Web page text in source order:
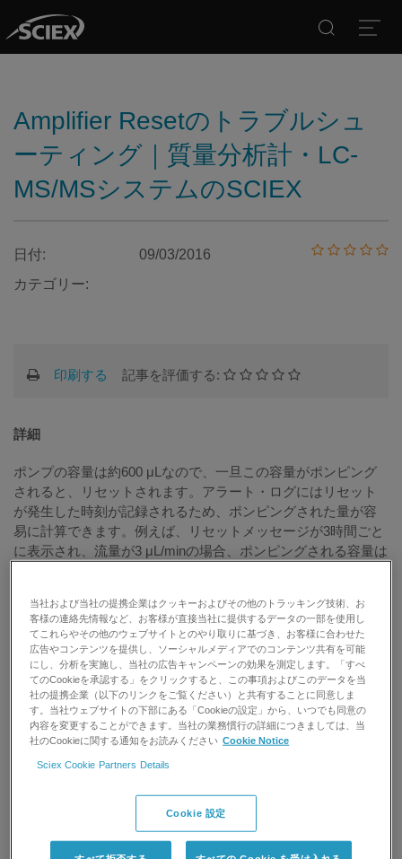
Amplifier Resetのトラブルシュ
ーティング｜質量分析計・LC-
MS/MSシステムのSCIEX
日付:
09/03/2016
カテゴリー:
印刷する 記事を評価する:
詳細
ポンプの容量は約600 μLなので、一旦この容量がポンピング
されると、リセットされます。アラート・ログにはリセット
が発生した時刻が記録されるため、ポンピングされた量が容
易に計算できます。例えば、リセットメッセージが3時間ごと
に表示され、流量が3 μL/minの場合、ポンピングされる容量は
3 hours * 60 minutes / hour = 180 minutes * 3 uL/min = 540 μL
Rifill（補充）前にポンプが完全に空にならないため、これは予
想されるポンプ容量に近い値です。しかし、流量がわずか1
μL/minの場合、ポンピングされる容量はわずか180 μLであ
り、これは少な過ぎます！High-Flowポンプがアイドリング状
態になっている週末には、自然にリセットが頻繁に発生しま
す。
ポンプは、各サンプル測定の開始時にRifillされるので、ナノフ
ローチャネル（Nano-Flow Channel）でリセットしないように
当社および当社の提携企業はクッキーおよびその他のトラッキング技術、お
客様の連絡先情報など、お客様が直接当社に提供するデータの一部を使用し
てこれらやその他のウェブサイトとのやり取りに基づき、お客様に合わせた
広告やコンテンツを提供し、ソーシャルメディアでのコンテンツ共有を可能
にし、分析を実施し、当社の広告キャンペーンの効果を測定します。「すべ
てのCookieを承認する」をクリックすると、この事項およびこのデータを当
社の提携企業（以下のリンクをご覧ください）と共有することに同意しま
す。当社ウェブサイトの下部にある「Cookieの設定」から、いつでも同意の
内容を変更することができます。当社の業務慣行の詳細につきましては、当
社のCookieに関する通知をお読みください Cookie Notice
Sciex Cookie Partners Details
Cookie 設定